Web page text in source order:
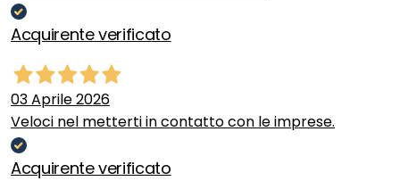
Acquirente verificato
03 Aprile 2026
Veloci nel metterti in contatto con le imprese.
Acquirente verificato